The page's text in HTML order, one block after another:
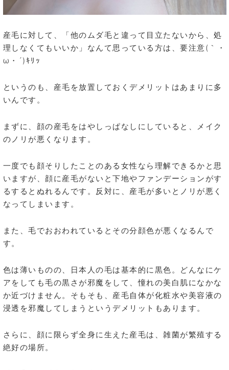
産毛に対して、「他のムダ毛と違って目立たないから、処
理しなくてもいいか」なんて思っている方は、要注意(｀・
ω・´)ｷﾘｯ
というのも、産毛を放置しておくデメリットはあまりに多
いんです。
まずに、顔の産毛をはやしっぱなしにしていると、メイク
のノリが悪くなります。
一度でも顔そりしたことのある女性なら理解できるかと思
いますが、顔に産毛がないと下地やファンデーションがす
るするとぬれるんです。反対に、産毛が多いとノリが悪く
なってしまいます。
また、毛でおおわれているとその分顔色が悪くなるんで
す。
色は薄いものの、日本人の毛は基本的に黒色。どんなにケ
アをしても毛の黒さが邪魔をして、憧れの美白肌になかな
か近づけません。そもそも、産毛自体が化粧水や美容液の
浸透を邪魔してしまうというデメリットもあります。
さらに、顔に限らず全身に生えた産毛は、雑菌が繁殖する
絶好の場所。